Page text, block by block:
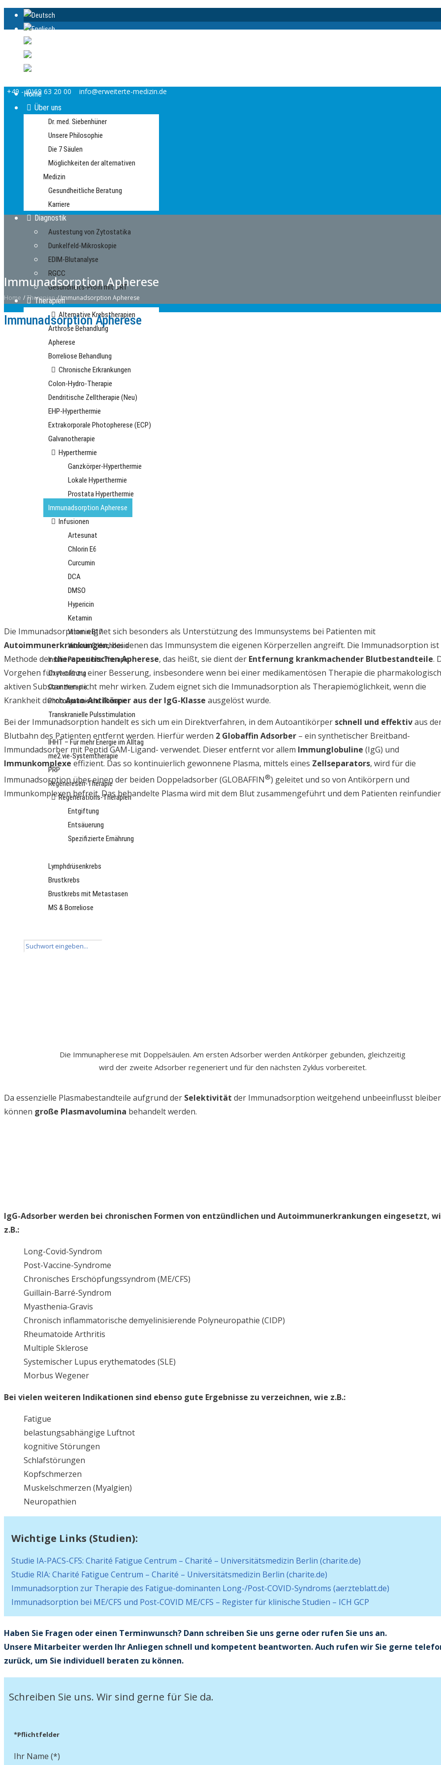
+49 - (0)69 63 20 00 info@erweiterte-medizin.de
Home
Über uns
Dr. med. Siebenhüner
Unsere Philosophie
Die 7 Säulen
Möglichkeiten der alternativen
Medizin
Gesundheitliche Beratung
Karriere
Diagnostik
Austestung von Zytostatika
Dunkelfeld-Mikroskopie
EDIM-Blutanalyse
RGCC
Gesundheits-Profil mit CRT
Therapien
Alternative Krebstherapien
Arthrose Behandlung
Apherese
Borreliose Behandlung
Chronische Erkrankungen
Colon-Hydro-Therapie
Dendritische Zelltherapie (Neu)
EHP-Hyperthermie
Extrakorporale Photopherese (ECP)
Galvanotherapie
Hyperthermie
Ganzkörper-Hyperthermie
Lokale Hyperthermie
Prostata Hyperthermie
Immunadsorption Apherese
Infusionen
Artesunat
Chlorin E6
Curcumin
DCA
DMSO
Hypericin
Ketamin
Vitamin B17
Vitamin C Hochdosis
Insulin Potenzierte Therapie
Oxyvenierung
Ozontherapie
Photodynamische Therapie
Transkranielle Pulsstimulation
Longevity
IHHT – Für mehr Energie im Alltag
me2.vie-Systemtherapie
PRP
Regeneresen-Therapie
Regenerations-Therapien
Entgiftung
Entsäuerung
Spezifizierte Ernährung
Lymphdrüsenkrebs
Brustkrebs
Brustkrebs mit Metastasen
MS & Borreliose
Immunadsorption Apherese
Home /Therapien /Immunadsorption Apherese
Immunadsorption Apherese
Die Immunadsorption eignet sich besonders als Unterstützung des Immunsystems bei Patienten mit
Autoimmunerkrankungen, bei denen das Immunsystem die eigenen Körperzellen angreift. Die Immunadsorption ist
Methode dertherapeutischen Apherese, das heißt, sie dient der Entfernung krankmachender Blutbestandteile.
Vorgehen führt oft zu einer Besserung, insbesondere wenn bei einer medikamentösen Therapie die pharmakologisch
aktiven Substanzen nicht mehr wirken. Zudem eignet sich die Immunadsorption als Therapiemöglichkeit, wenn die
Krankheit durchAuto-Antikörper aus der IgG-Klasse ausgelöst wurde.
Bei der Immunadsorption handelt es sich um ein Direktverfahren, in dem Autoantikörper schnell und effektivaus
Blutbahn des Patienten entfernt werden. Hierfür werden 2 Globaffin Adsorber – ein synthetischer Breitband-
Immundadsorber mit Peptid GAM-Ligand- verwendet. Dieser entfernt vor allem Immunglobuline (IgG) und
Immunkomplexe effizient. Das so kontinuierlich gewonnene Plasma, mittels eines Zellseparators, wird für die
Immunadsorption über einen der beiden Doppeladsorber (GLOBAFFIN®) geleitet und so von Antikörpern und
Immunkomplexen befreit. Das behandelte Plasma wird mit dem Blut zusammengeführt und dem Patienten
Die Immunapherese mit Doppelsäulen. Am ersten Adsorber werden Antikörper gebunden, gleichzeitig
wird der zweite Adsorber regeneriert und für den nächsten Zyklus vorbereitet.
Da essenzielle Plasmabestandteile aufgrund der Selektivität der Immunadsorption weitgehend unbeeinflusst
können große Plasmavolumina behandelt werden.
IgG-Adsorber werden bei chronischen Formen von entzündlichen und Autoimmunerkrankungen eingesetzt,
z.B.:
Long-Covid-Syndrom
Post-Vaccine-Syndrome
Chronisches Erschöpfungssyndrom (ME/CFS)
Guillain-Barré-Syndrom
Myasthenia-Gravis
Chronisch inflammatorische demyelinisierende Polyneuropathie (CIDP)
Rheumatoide Arthritis
Multiple Sklerose
Systemischer Lupus erythematodes (SLE)
Morbus Wegener
Bei vielen weiteren Indikationen sind ebenso gute Ergebnisse zu verzeichnen, wie z.B.:
Fatigue
belastungsabhängige Luftnot
kognitive Störungen
Schlafstörungen
Kopfschmerzen
Muskelschmerzen (Myalgien)
Neuropathien
Wichtige Links (Studien):
Studie IA-PACS-CFS: Charité Fatigue Centrum – Charité – Universitätsmedizin Berlin (charite.de)
Studie RIA: Charité Fatigue Centrum – Charité – Universitätsmedizin Berlin (charite.de)
Immunadsorption zur Therapie des Fatigue-dominanten Long-/Post-COVID-Syndroms (aerzteblatt.de)
Immunadsorption bei ME/CFS und Post-COVID ME/CFS – Register für klinische Studien – ICH GCP
Haben Sie Fragen oder einen Terminwunsch? Dann schreiben Sie uns gerne oder rufen Sie uns an.
Unsere Mitarbeiter werden Ihr Anliegen schnell und kompetent beantworten. Auch rufen wir Sie gerne
zurück, um Sie individuell beraten zu können.
Schreiben Sie uns. Wir sind gerne für Sie da.
*Pflichtfelder
Ihr Name (*)